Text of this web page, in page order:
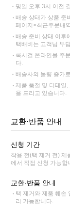
평일 오후 3시 이전
배송 상태가 상품 준
페이지>최근주문내
배송 준비 상태 이후
택배비는 고객님 부
록시걸 온라인몰 주
다.
배송사의 물량 증가
제품 품절 및 디테일
을 드리고 있습니다.
교환·반품 안내
신청 기간
착용 전(택 제거 전) 제
에서 직접 신청 가능합
교환·반품 안내
택 제거와 제품 훼손
리 가능합니다.